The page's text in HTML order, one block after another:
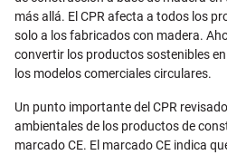
más allá. El CPR afecta a todos los
solo a los fabricados con madera.
convertir los productos sostenibles
los modelos comerciales circulares.
Un punto importante del CPR
ambientales de los productos de
marcado CE. El marcado CE indica